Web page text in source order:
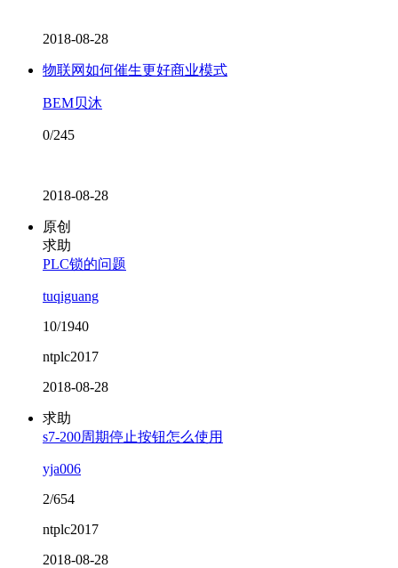
2018-08-28
物联网如何催生更好商业模式
BEM贝沐
0/245
2018-08-28
原创
求助
PLC锁的问题
tuqiguang
10/1940
ntplc2017
2018-08-28
求助
s7-200周期停止按钮怎么使用
yja006
2/654
ntplc2017
2018-08-28